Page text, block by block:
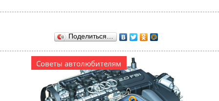
Поделиться…
Советы автолюбителям